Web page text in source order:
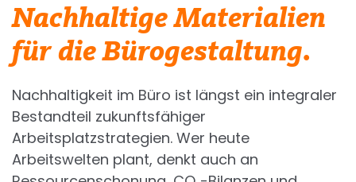
Nachhaltige Materialien
für die Bürogestaltung.
Nachhaltigkeit im Büro ist längst ein integraler
Bestandteil zukunftsfähiger
Arbeitsplatzstrategien. Wer heute
Arbeitswelten plant, denkt auch an